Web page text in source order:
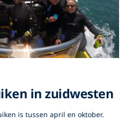
in zuidwesten
is tussen april en oktober.